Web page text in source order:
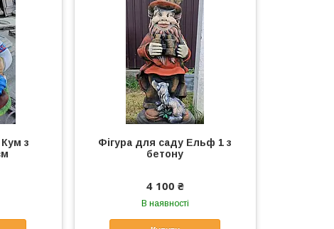
з
Фігура для саду Ельф 1 з
бетону
4 100 ₴
В наявності